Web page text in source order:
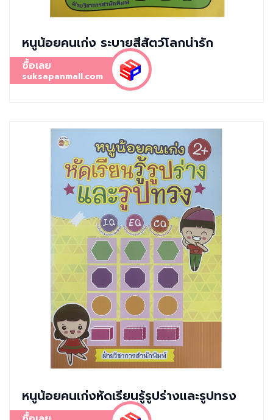
หนูน้อยคนเก่ง ระบายสีสัตว์โลกน่ารัก
ซื้อเลย
suksapanmall.com
หนูน้อยคนเก่งหัดเรียนรู้รูปร่างและรูปทรง